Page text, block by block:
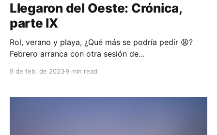
Llegaron del Oeste: Crónica,
parte IX
Rol, verano y playa, ¿Qué más se podría pedir 😩?
Febrero arranca con otra sesión de
9 de feb. de 20239 min read